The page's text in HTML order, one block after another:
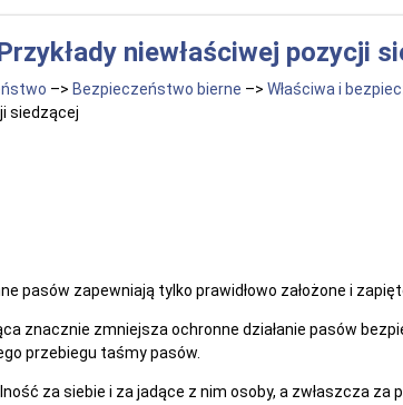
niewłaściwej pozycji
–> Bezpieczeństwo bierne –> Właściwa i
siedzącej
pasów zapewniają tylko prawidłowo założone i
znacznie zmniejsza ochronne działanie pasów
przebiegu taśmy pasów.
za siebie i za jadące z nim osoby, a zwłaszcza za